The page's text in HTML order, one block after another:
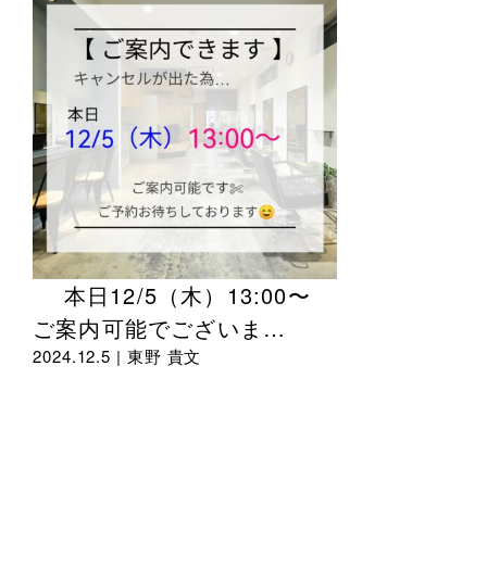
本日12/5（木）13:00〜
ご案内可能でございま…
2024.12.5 | 東野 貴文